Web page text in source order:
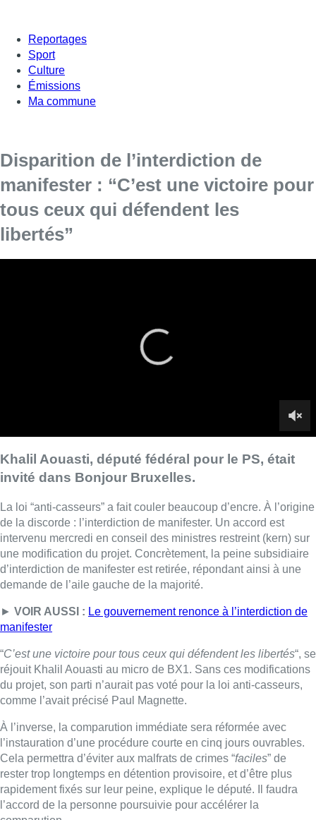
Reportages
Sport
Culture
Émissions
Ma commune
Disparition de l’interdiction de
manifester : “C’est une victoire pour
tous ceux qui défendent les
libertés”
de la discorde : l’interdiction de manifester. Un accord est
intervenu mercredi en conseil des ministres restreint (kern) sur
une modification du projet. Concrètement, la peine subsidiaire
Le gouvernement renonce à l’interdiction de
manifester
“C’est une victoire pour tous ceux qui défendent les libertés
réjouit Khalil Aouasti au micro de BX1. Sans ces modifications
comme l’avait précisé Paul Magnette.
À l’inverse, la comparution immédiate sera réformée avec
l’instauration d’une procédure courte en cinq jours ouvrables.
Cela permettra d’éviter aux malfrats de crimes “faciles” de
rester trop longtemps en détention provisoire, et d’être plus
l’accord de la personne poursuivie pour accélérer la
comparution.
◼︎Khalil Aouasti, député fédéral pour le PS, au micro de
Fabrice Grosfilley dans Bonjour Bruxelles.
Lire aussi :
La police de Bruxelles-Nord saisit
douze trottinettes électriques et
deux véhicules de luxe